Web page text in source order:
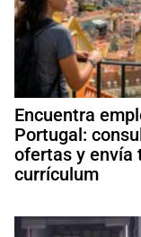
Encuentra
Portugal:
ofertas y envía
currículum